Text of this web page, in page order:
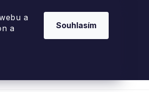
a
a
Souhlasím